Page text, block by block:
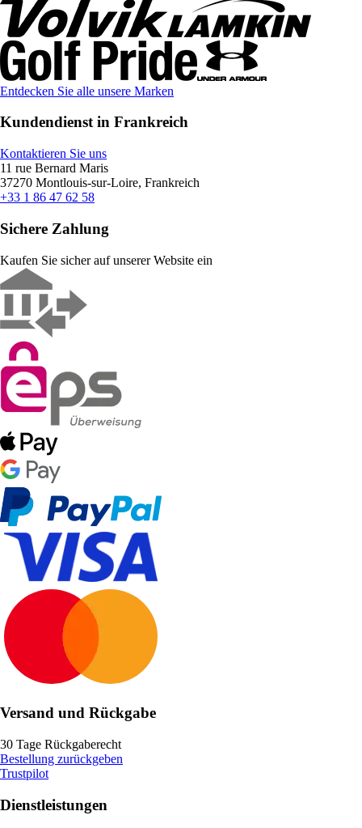
Entdecken Sie alle unsere Marken
Kundendienst in Frankreich
Kontaktieren Sie uns
11 rue Bernard Maris
37270 Montlouis-sur-Loire, Frankreich
+33 1 86 47 62 58
Sichere Zahlung
Kaufen Sie sicher auf unserer Website ein
Versand und Rückgabe
30 Tage Rückgaberecht
Bestellung zurückgeben
Trustpilot
Dienstleistungen